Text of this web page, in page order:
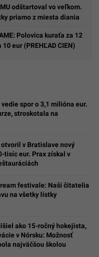
odštartoval vo veľkom.
priamo z miesta diania
Polovica kuraťa za 12
eur (PREHĽAD CIEN)
spor o 3,1 milióna eur.
stroskotala na
v Bratislave nový
tisíc eur. Prax získal v
festivale: Naši čitatelia
na všetky lístky
ako 15-ročný hokejista,
v Nórsku: Možnosť
najväčšou školou